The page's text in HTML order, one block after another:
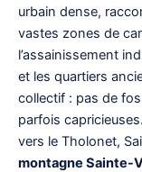
urbain dense,
vastes zones de
l’assainissement
et les quartiers
collectif : pas de
parfois
vers le Tholonet,
montagne Sainte-